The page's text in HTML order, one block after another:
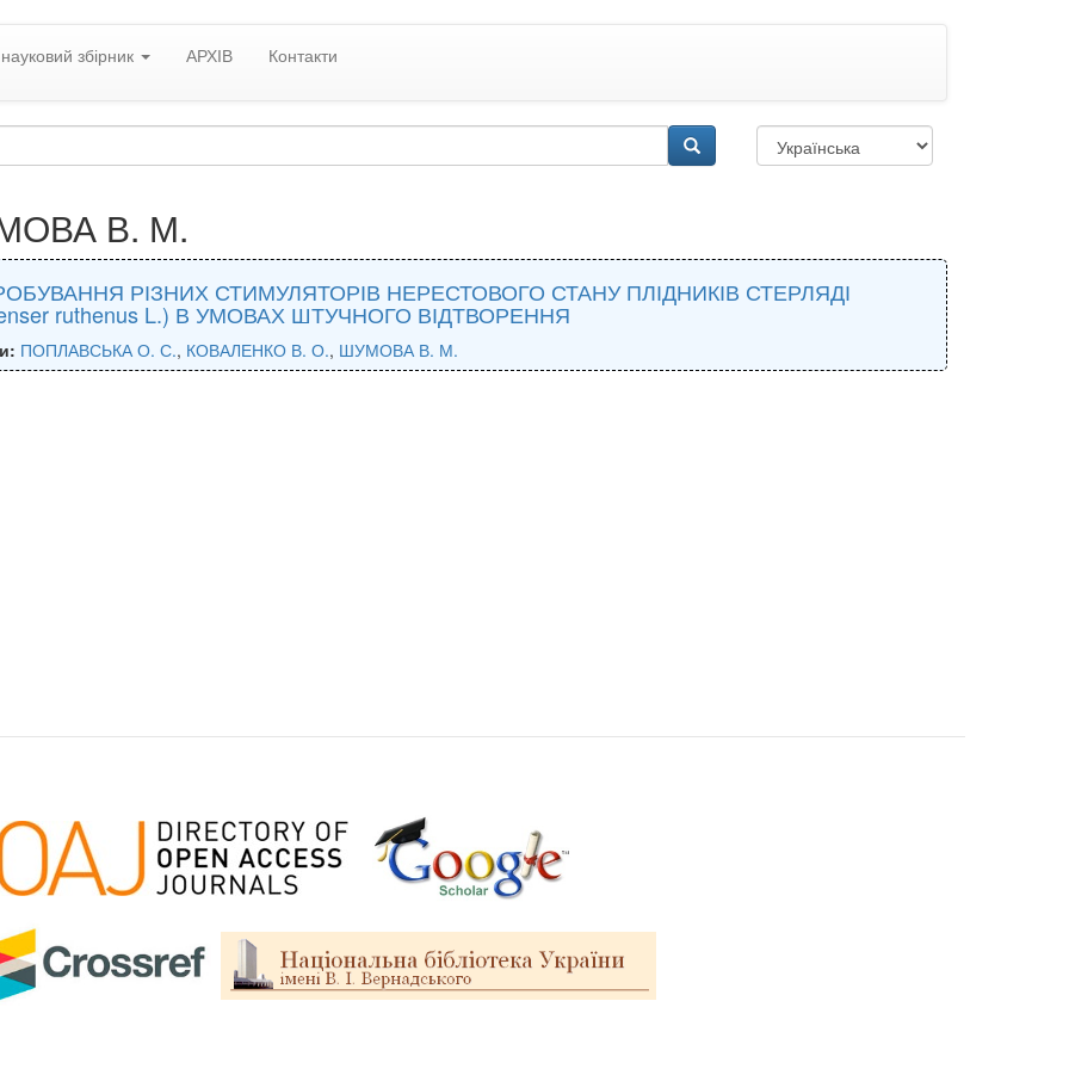
збірник АРХІВ Контакти
В. М.
РІЗНИХ СТИМУЛЯТОРІВ НЕРЕСТОВОГО СТАНУ ПЛІДНИКІВ СТЕРЛЯДІ
ruthenus L.) В УМОВАХ ШТУЧНОГО ВІДТВОРЕННЯ
ПОПЛАВСЬКА О. С., КОВАЛЕНКО В. О., ШУМОВА В. М.